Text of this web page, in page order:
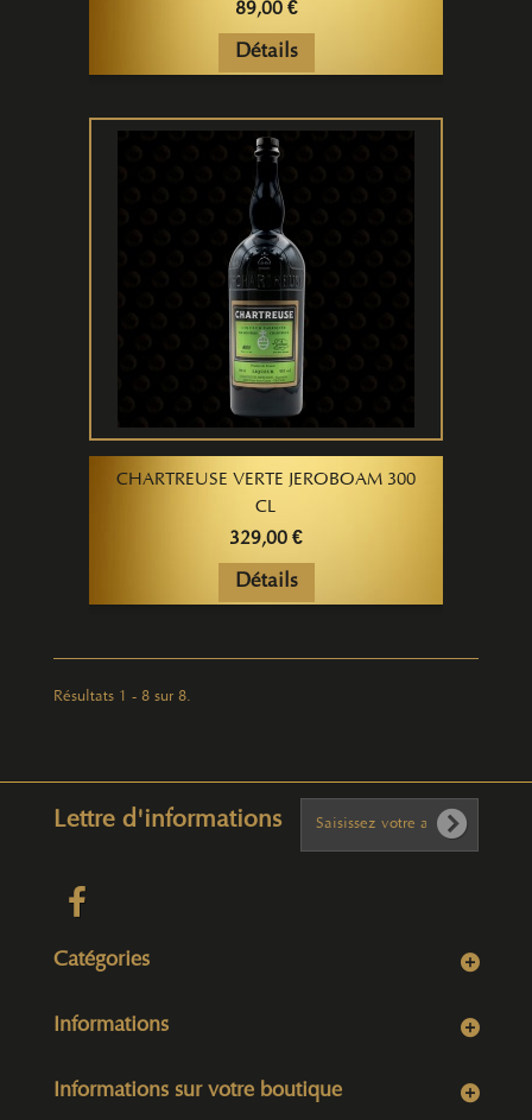
89,00 €
Détails
CHARTREUSE VERTE JEROBOAM 300
CL
329,00 €
Détails
Résultats 1 - 8 sur 8.
Lettre d'informations
Catégories
Informations
Informations sur votre boutique